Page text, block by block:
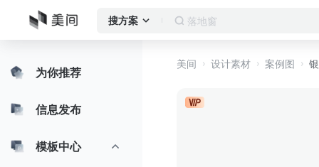
搜方案 落地窗
为你推荐
信息发布
模板中心
美间 设计素材 案例图